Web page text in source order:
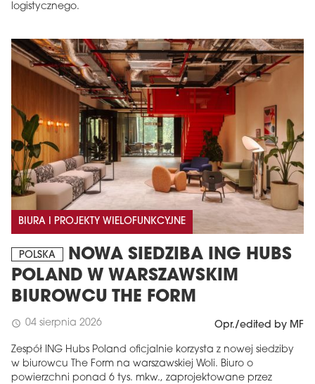
logistycznego.
BIURA I PROJEKTY WIELOFUNKCYJNE
POLSKA
NOWA SIEDZIBA ING HUBS
POLAND W WARSZAWSKIM
BIUROWCU THE FORM
schedule 04 sierpnia 2026 Opr./edited by MF
Zespół ING Hubs Poland oficjalnie korzysta z nowej siedziby
w biurowcu The Form na warszawskiej Woli. Biuro o
powierzchni ponad 6 tys. mkw., zaprojektowane przez